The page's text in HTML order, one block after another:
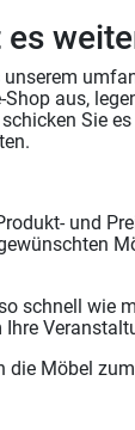
aus,
Sie
und
schnell wie
Ihre
die Möbel